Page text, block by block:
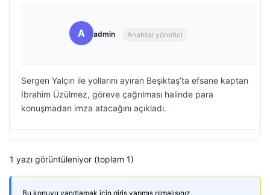
A admin Anahtar yönetici
Sergen Yalçın ile yollarını ayıran Beşiktaş’ta efsane kaptan
İbrahim Üzülmez, göreve çağrılması halinde para
konuşmadan imza atacağını açıkladı.
1 yazı görüntüleniyor (toplam 1)
Bu konuyu yanıtlamak için giriş yapmış olmalısınız.